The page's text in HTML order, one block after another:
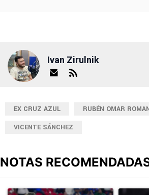
Ivan Zirulnik
EX CRUZ AZUL
RUBÉN OMAR
VICENTE SÁNCHEZ
NOTAS
Un artículo de tendencia con el título
Un